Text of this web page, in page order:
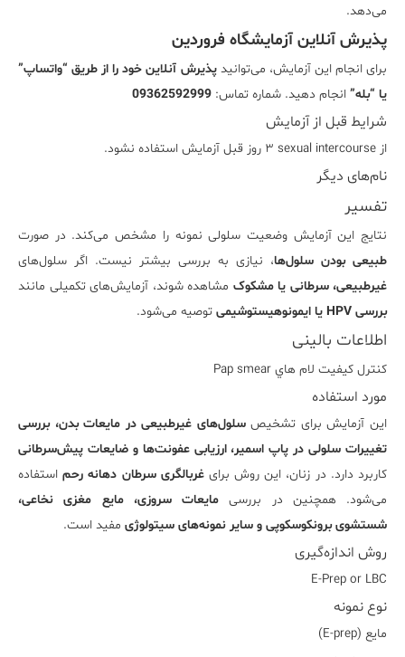
می‌دهد.
پذیرش آنلاین آزمایشگاه فروردین
برای انجام این آزمایش، می‌توانیدپذیرش آنلاین خود را از طریق “واتساپ”
یا “بله” انجام دهید. شماره تماس: 09362592999
شرایط قبل از آزمایش
از sexual intercourse ٣ روز قبل آزمايش استفاده نشود.
نام‌های دیگر
تفسیر
نتایج این آزمایش وضعیت سلولی نمونه را مشخص می‌کند. در صورت
طبیعی بودن سلول‌ها، نیازی به بررسی بیشتر نیست. اگر سلول‌های
غیرطبیعی، سرطانی یا مشکوک مشاهده شوند، آزمایش‌های تکمیلی مانند
بررسی HPV یا ایمونوهیستوشیمی
توصیه می‌شود.
اطلاعات بالینی
کنترل کيفيت لام هاي Pap smear
مورد استفاده
این آزمایش برای تشخیصسلول‌های غیرطبیعی در مایعات بدن، بررسی
تغییرات سلولی در پاپ اسمیر، ارزیابی عفونت‌ها و ضایعات پیش‌سرطانی
کاربرد دارد. در زنان، این روش برایغربالگری سرطان دهانه رحماستفاده
می‌شود. همچنین در بررسی مایعات سروزی، مایع مغزی نخاعی،
شستشوی برونکوسکوپی و سایر نمونه‌های سیتولوژی مفید است.
روش اندازه‌گیری
E-Prep or LBC
نوع نمونه
مايع (E-prep)